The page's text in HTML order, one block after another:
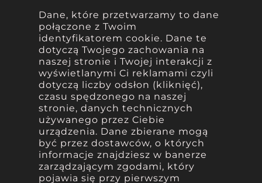
Dane, które przetwarzamy to dane
połączone z Twoim
identyfikatorem cookie. Dane te
dotyczą Twojego zachowania na
naszej stronie i Twojej interakcji z
wyświetlanymi Ci reklamami czyli
dotyczą liczby odsłon (kliknięć),
czasu spędzonego na naszej
stronie, danych technicznych
używanego przez Ciebie
urządzenia. Dane zbierane mogą
być przez dostawców, o których
informacje znajdziesz w banerze
zarządzającym zgodami, który
pojawia się przy pierwszym